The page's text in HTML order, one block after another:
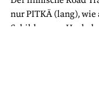
nur PITKÄ (lang), wie
Schildern am Heck